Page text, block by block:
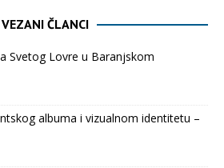
VEZANI ČLANCI
Svetog Lovre u Baranjskom
albuma i vizualnom identitetu –